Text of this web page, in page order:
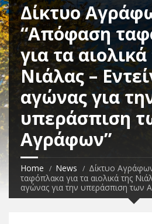
Δίκτυο
“Απόφαση
για τα αιολικά
Νιάλας –
αγώνας για
υπεράσπιση
Αγράφων”
Home News
Δίκτυο
ταφόπλακα για τα αιολικά της
αγώνας για την υπεράσπιση των